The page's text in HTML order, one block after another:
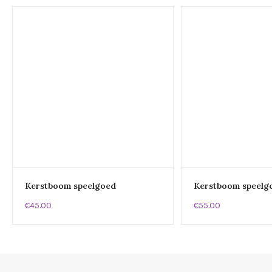
Kerstboom speelgoed
€45.00
Kerstboom
€55.00